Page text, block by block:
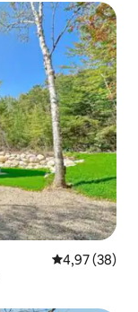
საშუალო
4,97 (38)